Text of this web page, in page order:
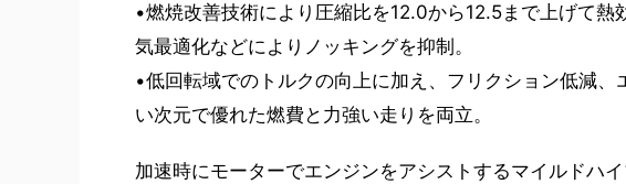
•燃焼改善技術により圧縮比を12.0から12.5まで上げて
気最適化などによりノッキングを抑制。
•低回転域でのトルクの向上に加え、フリクション低減
い次元で優れた燃費と力強い走りを両立。
加速時にモーターでエンジンをアシストするマイルドハ